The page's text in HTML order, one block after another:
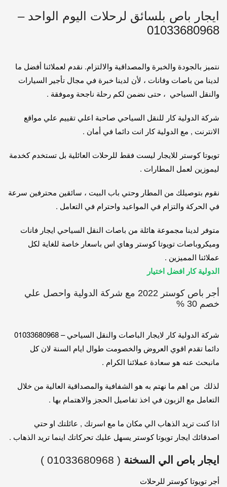
ايجار باص بلسائق لرحلات اليوم الواحد –
01033680968
نتميز بالجودة والخبرة والمصداقية والالتزام. نقدم لعملائنا أفضل ما
لدينا من باصات وفانات ، لأن لدينا خبرة في مجال تأجير السيارات
والنقل السياحي ، حتى نضمن لكم رحلة ناجحة وموفقة .
شركة الدولية كار للنقل السياحي صاحبة اعلي تقييم علي مواقع
الانترنت , مع الدولية كار انت دائما في أمان .
تويوتا كوستر للايجار ليست فقط للرحلات العائلية بل تستخدم كخدمة
ليموزين لعمل المطارات .
نقوم بتوصيلك من المطار وحتي باب البيت ، سائقين محترفين سرعة
في الحركة والتزام في المواعيد واحترام في التعامل .
متوفر لدينا مجموعة هائلة من باصات النقل السياحي ايجار فانات
وميكروباصات تويوتا كوستر وهاي اس باسعار خاصة للغاية لكل
عملائنا المميزين .
الدولية كار افضل اختيار
أجر باص كوستر 2022 مع شركة الدولية واحصل علي
خصم 30 %
شركة الدولية كار لايجار الباصات والنقل السياحي – 01033680968
دائما تقدم اقوي العروض والخصومت طوال ايام السنة لان كل
مانبحث عنه هو سعادة عملائنا الكرام .
لذلك من اهم ما نهتم به هو الشفافية والمصداقية العالية من خلال
التعامل مع الزبون في اخذ تفاصيل الحجز والاهتمام بها .
اذا كنت تريد الذهاب الي مكان ما مع اسرتك , عائلتك او حتي
اصدقائك ايجار تويوتا كوستر يسهل عليك تحركاتك اينما تريد الذهاب .
ايجار باص الي السخنة ( 01033680968 )
أجر تويوتا كوستر للرحلات